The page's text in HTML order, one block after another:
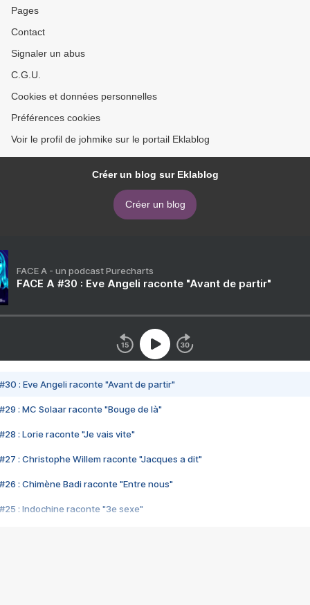
Pages
Contact
Signaler un abus
C.G.U.
Cookies et données personnelles
Préférences cookies
Voir le profil de johmike sur le portail Eklablog
Créer un blog sur Eklablog
Créer un blog
FACE A - un podcast Purecharts
FACE A #30 : Eve Angeli raconte "Avant de partir"
#30 : Eve Angeli raconte "Avant de partir"
#29 : MC Solaar raconte "Bouge de là"
#28 : Lorie raconte "Je vais vite"
#27 : Christophe Willem raconte "Jacques a dit"
#26 : Chimène Badi raconte "Entre nous"
#25 : Indochine raconte "3e sexe"